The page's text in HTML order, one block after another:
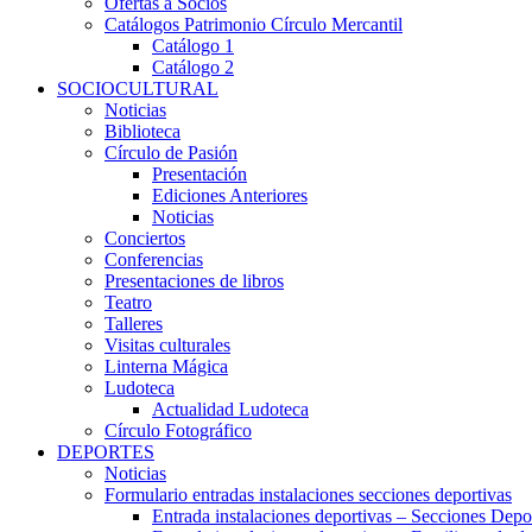
Catálogos Patrimonio Círculo Mercantil
Catálogo 1
Catálogo 2
SOCIOCULTURAL
Noticias
Biblioteca
Círculo de Pasión
Presentación
Ediciones Anteriores
Noticias
Conciertos
Conferencias
Presentaciones de libros
Teatro
Talleres
Visitas culturales
Linterna Mágica
Ludoteca
Actualidad Ludoteca
Círculo Fotográfico
DEPORTES
Noticias
Formulario entradas instalaciones secciones deportivas
Entrada instalaciones deportivas – Secciones